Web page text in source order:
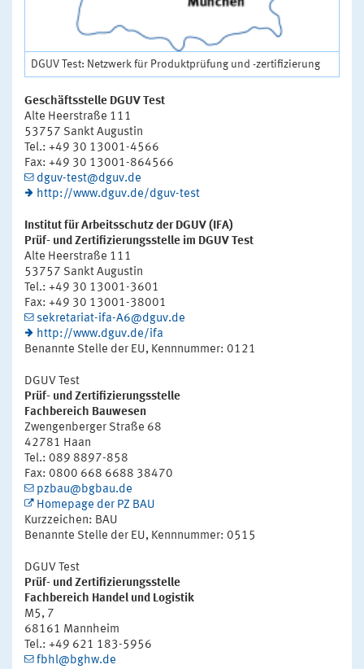
DGUV Test: Netzwerk für Produktprüfung und -zertifizierung
Geschäftsstelle DGUV Test
Alte Heerstraße 111
53757 Sankt Augustin
Tel.: +49 30 13001-4566
Fax: +49 30 13001-864566
dguv-test@dguv.de
http://www.dguv.de/dguv-test
Institut für Arbeitsschutz der DGUV (IFA)
Prüf- und Zertifizierungsstelle im DGUV Test
Alte Heerstraße 111
53757 Sankt Augustin
Tel.: +49 30 13001-3601
Fax: +49 30 13001-38001
sekretariat-ifa-A6@dguv.de
http://www.dguv.de/ifa
Benannte Stelle der EU, Kennnummer: 0121
DGUV Test
Prüf- und Zertifizierungsstelle
Fachbereich Bauwesen
Zwengenberger Straße 68
42781 Haan
Tel.: 089 8897-858
Fax: 0800 668 6688 38470
pzbau@bgbau.de
Homepage der PZ BAU
Kurzzeichen: BAU
Benannte Stelle der EU, Kennnummer: 0515
DGUV Test
Prüf- und Zertifizierungsstelle
Fachbereich Handel und Logistik
M5, 7
68161 Mannheim
Tel.: +49 621 183-5956
fbhl@bghw.de